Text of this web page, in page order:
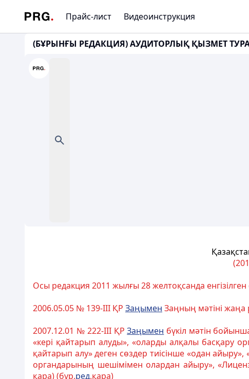
Прайс-лист Видеоинструкция
(БҰРЫНҒЫ РЕДАКЦИЯ) АУДИТОРЛЫҚ ҚЫЗМЕТ
Осы редакция 2011 жылғы 28 желтоқсанда енгізілген
2006.05.05 № 139-III ҚР Заңымен Заңның мәтіні жаңа
2007.12.01 № 222-III ҚРЗаңымен бүкіл мәтін
«кері қайтарып алуды», «оларды алқалы басқару
қайтарып алу» деген сөздер тиісінше «одан
органдарының шешімімен олардан айыру»,
қара) (бұр.ред.қара)